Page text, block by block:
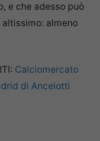
e che adesso può
almeno
Calciomercato
di Ancelotti